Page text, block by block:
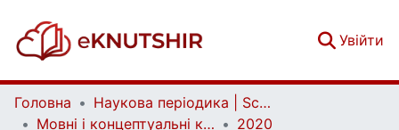
Увійти
Головна
Наукова періодика | Scientific periodicals
Мовні і концептуальні картини світу | Linguistic and conceptual worldviews
2020